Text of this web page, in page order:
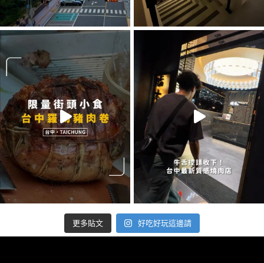
更多貼文 好吃好玩這邊請